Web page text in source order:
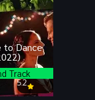
to Dance
5.2
Track